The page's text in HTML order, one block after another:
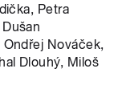
Petra
Nováček,
Dlouhý, Miloš